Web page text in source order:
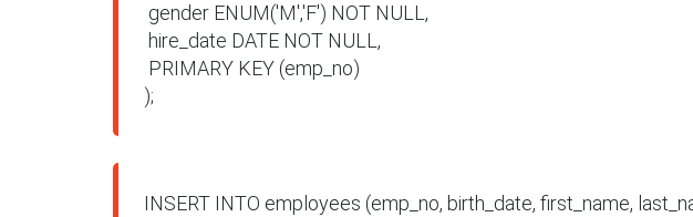
hire_date DATE NOT NULL,
);
INSERT INTO employees (emp_no, birth_date, first_name,